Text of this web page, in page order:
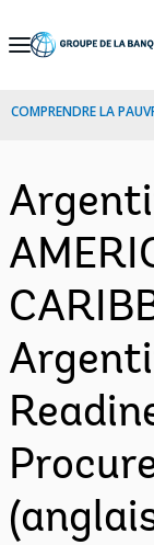
Skip
Navigation
COMPRENDRE LA